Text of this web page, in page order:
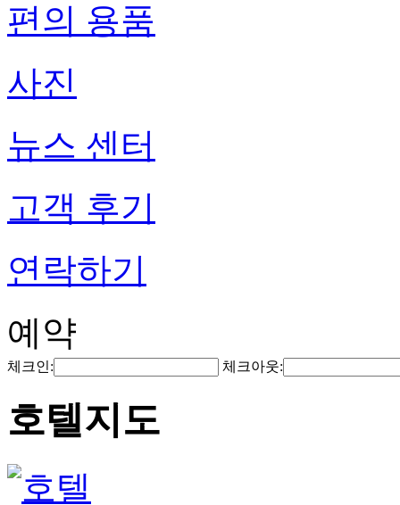
편의 용품
사진
뉴스 센터
고객 후기
연락하기
예약
체크인: 체크아웃:
호텔지도